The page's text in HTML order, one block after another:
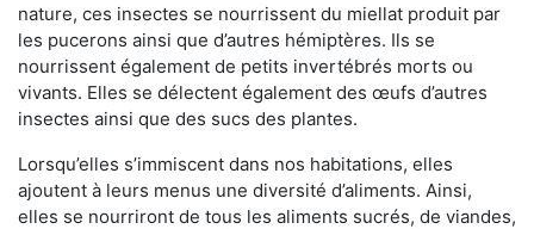
nature, ces insectes se nourrissent du miellat produit par
les pucerons ainsi que d’autres hémiptères. Ils se
nourrissent également de petits invertébrés morts ou
vivants. Elles se délectent également des œufs d’autres
insectes ainsi que des sucs des plantes.
Lorsqu’elles s’immiscent dans nos habitations, elles
ajoutent à leurs menus une diversité d’aliments. Ainsi,
elles se nourriront de tous les aliments sucrés, de viandes,